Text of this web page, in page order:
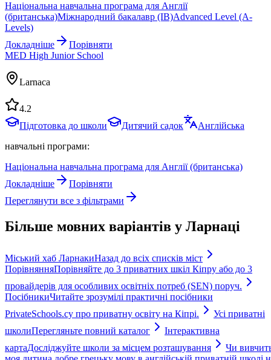
Національна навчальна програма для Англії
(британська)Міжнародний бакалавр (IB)Advanced Level (A-
Levels)
Докладніше
Порівняти
MED High Junior School
Larnaca
4.2
Підготовка до школи
Дитячий садок
Англійська
навчальні програми:
Національна навчальна програма для Англії (британська)
Докладніше
Порівняти
Переглянути все з фільтрами
Більше мовних варіантів у Ларнаці
Міський хаб ЛарнакиНазад до всіх списків міст
ПорівнянняПорівняйте до 3 приватних шкіл Кіпру або до 3
провайдерів для особливих освітніх потреб (SEN) поруч.
ПосібникиЧитайте зрозумілі практичні посібники
PrivateSchools.cy про приватну освіту на Кіпрі.
Усі приватні
школиПерегляньте повний каталог
Інтерактивна
картаДосліджуйте школи за місцем розташування
Чи